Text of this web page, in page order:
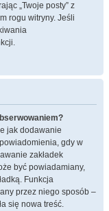
„Twoje posty” z
rogu witryny. Jeśli
jak dodawanie
gdy w
zakładek
być powiadamiany,
Funkcja
przez niego sposób –
się nowa treść.